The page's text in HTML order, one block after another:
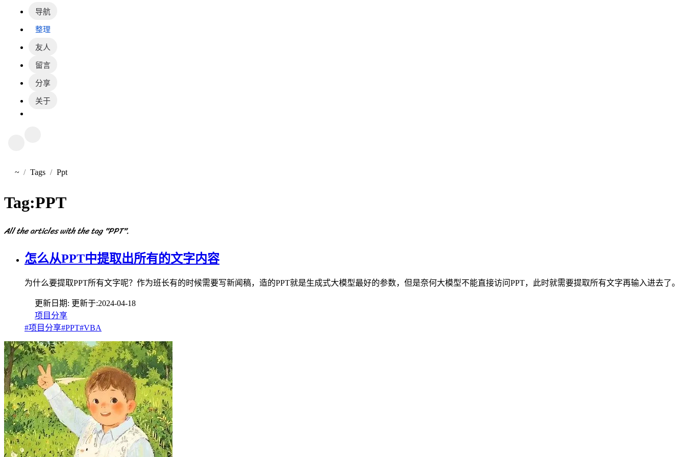
导航
整理
友人
留言
分享
关于
~首页Tags Ppt
Tag:PPT
All the articles with the tag "PPT".
怎么从PPT中提取出所有的文字内容
为什么要提取PPT所有文字呢？作为班长有的时候需要写新闻稿，造的PPT就是生成式大模型最好的参数，但是奈何大模型不能直接访问PPT，此时就需要提取所有文字再输入进去了。
更新日期: 更新于:2024-04-18
项目分享
#项目分享#PPT#VBA